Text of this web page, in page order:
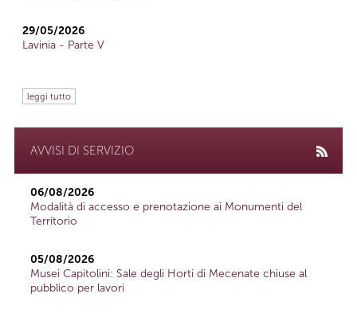
29/05/2026
Lavinia - Parte V
leggi tutto
AVVISI DI SERVIZIO
06/08/2026
Modalità di accesso e prenotazione ai Monumenti del
Territorio
05/08/2026
Musei Capitolini: Sale degli Horti di Mecenate chiuse al
pubblico per lavori